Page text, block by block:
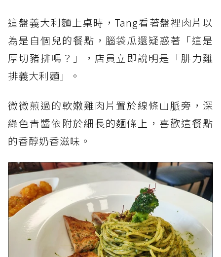
這盤義大利麵上桌時，Tang看著盤裡肉片以
為是自個兒的餐點，腦袋瓜還疑惑著「這是
厚切豬排嗎？」，店員立即說明是「腓力雞
排義大利麵」。
微微煎過的軟嫩雞肉片置於線條山脈旁，深
綠色青醬依附於細長的麵條上，喜歡這餐點
的香醇奶香滋味。